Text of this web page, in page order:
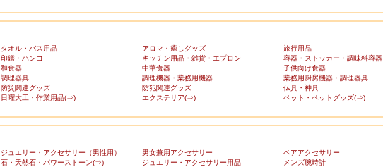
タオル・バス用品 アロマ・癒しグッズ 旅行用品
印鑑・ハンコ キッチン用品・雑貨・エプロン 容器・ストッカー・調味料容器
和食器 中華食器 子供向け食器
調理器具 調理機器・業務用機器 業務用厨房機器・調理器具
防災関連グッズ 防犯関連グッズ 仏具・神具
日曜大工・作業用品(⇒) エクステリア(⇒) ペット・ペットグッズ(⇒)
ジュエリー・アクセサリー（男性用） 男女兼用アクセサリー ペアアクセサリー
石・天然石・パワーストーン(⇒) ジュエリー・アクセサリー用品 メンズ腕時計